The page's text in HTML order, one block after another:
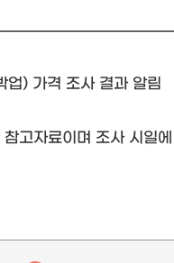
) 가격 조사 결과 알림
고자료이며 조사 시일